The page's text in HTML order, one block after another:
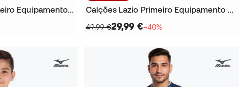
Camisola Lazio Primeiro Equipamento 2025-2026 Criança
Calções Lazio Primeiro Equipamento 2025-2026
49,99 €29,99 €−40%